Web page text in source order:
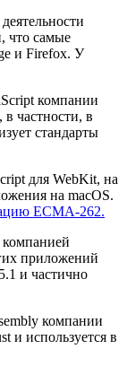
что самые
и Firefox. У
компании
частности, в
стандарты
для WebKit, на
на macOS.
ECMA-262.
приложений
и частично
компании
и используется в